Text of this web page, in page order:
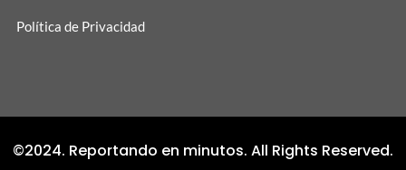
Política de Privacidad
©2024. Reportando en minutos. All Rights Reserved.